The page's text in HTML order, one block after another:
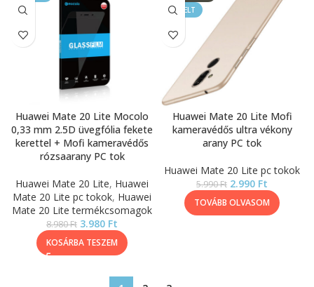
Huawei Mate 20 Lite Mocolo
0,33 mm 2.5D üvegfólia fekete
kerettel + Mofi kameravédős
rózsaarany PC tok
Huawei Mate 20 Lite, Huawei
Mate 20 Lite pc tokok, Huawei
Mate 20 Lite termékcsomagok
8.980Ft 3.980 Ft
KOSÁRBA TESZEM
KIEMELT
Huawei Mate 20 Lite Mofi
kameravédős ultra vékony
arany PC tok
Huawei Mate 20 Lite pc tokok
5.990Ft 2.990 Ft
TOVÁBB OLVASOM